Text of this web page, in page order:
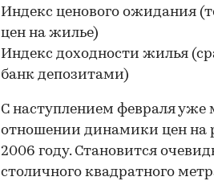
Индекс ценового ожидания
цен на жилье)
Индекс доходности жилья
банк депозитами)
С наступлением февраля
отношении динамики цен
2006 году. Становится
столичного квадратного